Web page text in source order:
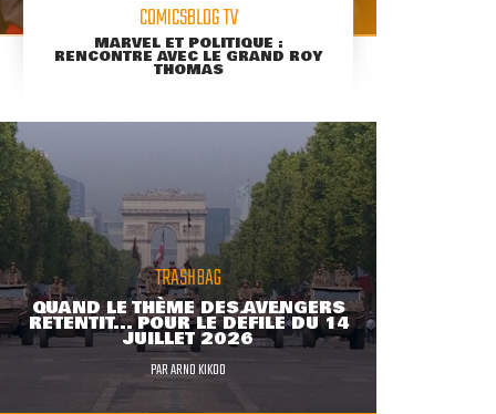
COMICSBLOG TV
MARVEL ET POLITIQUE :
RENCONTRE AVEC LE GRAND ROY
THOMAS
TRASHBAG
QUAND LE THÈME DES AVENGERS
RETENTIT... POUR LE DÉFILÉ DU 14
JUILLET 2026
PARARNO KIKOO